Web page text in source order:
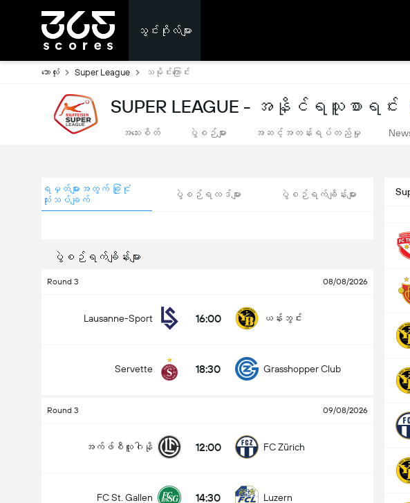
သွင်းဂိုးလ်များ
ဘောလုံး Super League သမိုင်းကြောင်း
SUPER LEAGUE - အနိုင်ရသူစာရင်း
အသေးစိတ် ပွဲစဉ်များ အဆင့်အတန်းရပ်တည်မှု
ရမှတ်များအတွက် ခြုံငုံ
သုံးသပ်ချက်
ပွဲစဉ်ရလဒ်များ ပွဲစဉ်ရက်ချိန်းများ
ပွဲစဉ်ရက်ချိန်းများ
Round 3 08/08/2026
Lausanne-Sport 16:00 ယန်းဘွင်း
Servette 18:30 Grasshopper Club
Round 3 09/08/2026
အက်ဖ်စီလူဂါနို 12:00 FC Zürich
FC St. Gallen 14:30 Luzern